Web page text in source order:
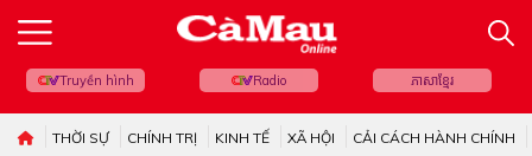
Truyền hình Radio ភាសាខ្មែរ
THỜI SỰ CHÍNH TRỊ KINH TẾ XÃ HỘI CẢI CÁCH HÀNH CHÍNH